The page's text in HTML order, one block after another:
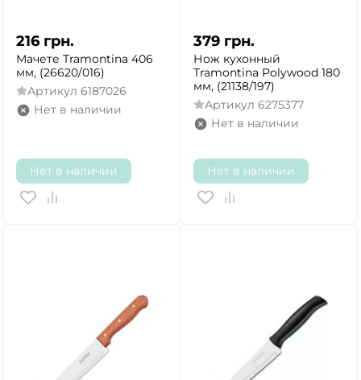
216 грн.
Мачете Tramontina 406
мм, (26620/016)
Артикул 6187026
Нет в наличии
Нет в наличии
379 грн.
Нож кухонный
Tramontina Polywood 180
мм, (21138/197)
Артикул 6275377
Нет в наличии
Нет в наличии